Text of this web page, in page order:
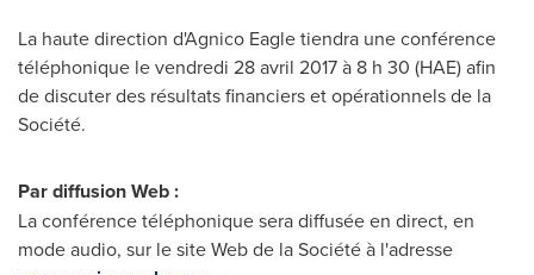
La haute direction d'Agnico Eagle tiendra une conférence
téléphonique le vendredi 28 avril 2017 à 8 h 30 (HAE) afin
de discuter des résultats financiers et opérationnels de la
Société.
Par diffusion Web :
La conférence téléphonique sera diffusée en direct, en
mode audio, sur le site Web de la Société à l'adresse